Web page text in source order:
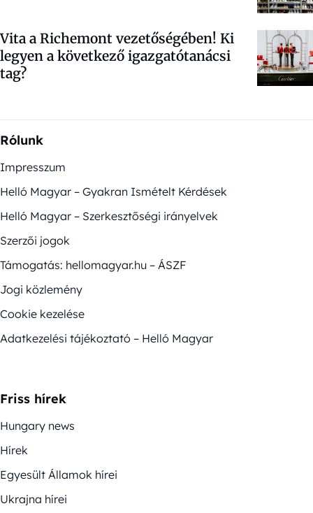
Vita a Richemont vezetőségében! Ki
legyen a következő igazgatótanácsi
tag?
Rólunk
Impresszum
Helló Magyar – Gyakran Ismételt Kérdések
Helló Magyar – Szerkesztőségi irányelvek
Szerzői jogok
Támogatás: hellomagyar.hu – ÁSZF
Jogi közlemény
Cookie kezelése
Adatkezelési tájékoztató – Helló Magyar
Friss hírek
Hungary news
Hírek
Egyesült Államok hírei
Ukrajna hírei